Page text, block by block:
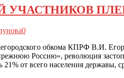
УЧАСТНИКОВ
0
обкома КПРФ В.И.
Россию», революция
от всего населения державы,